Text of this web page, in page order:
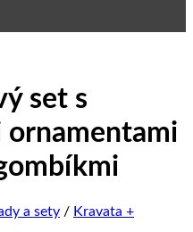
set s
ornamentami
a sety / Kravata +